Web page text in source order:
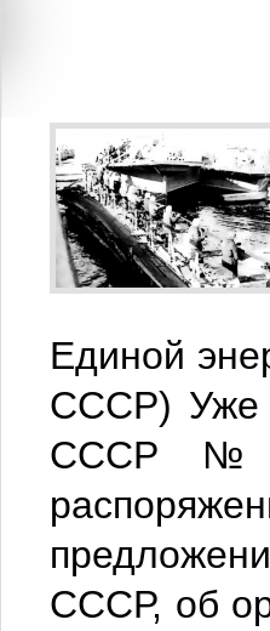
Единой
СССР) Уже
СССР №
СССР, об